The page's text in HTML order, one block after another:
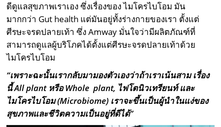
ดีดูแลสุขภาพเราเอง ซึ่งเรื่องของ ไมโครไบโอม มัน
มากกว่า Gut health แต่มันอยู่ทั้งร่างกายของเรา ตั้งแต่
ศีรษะจรดปลายเท้า ซึ่ง Amway มั่นใจว่ามีผลิตภัณฑ์ที่
สามารถดูแลผู้บริโภคได้ตั้งแต่ศีรษะจรดปลายเท้าด้วย
ไมโครไบโอม
“เพราะฉะนั้นเรากลับมามองตัวเองว่าถ้าเราเน้นสาม เรื่อง
นี้All plant หรือWhole plant, ไฟโตนิวเทรียนท์ และ
ไมโครไบโอม (Microbiome) เราจะขึ้นเป็นผู้นําในแง่ของ
สุขภาพและชีวิตความเป็นอยู่ที่ดีได้”